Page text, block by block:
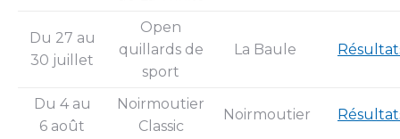
Du 27 au
30 juillet
Open
quillards de
sport
La Baule
Du 4 au
6 août
Noirmoutier
Classic
Noirmoutier